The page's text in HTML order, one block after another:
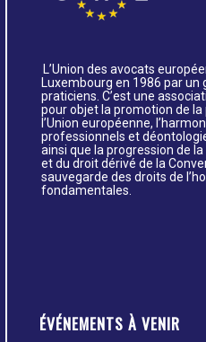
L’Union des avocats
Luxembourg en 1986 par un
praticiens. C’est une
pour objet la promotion de
l’Union européenne,
professionnels et
ainsi que la progression de
et du droit dérivé de la
sauvegarde des droits de
fondamentales.
ÉVÉNEMENTS À VENIR